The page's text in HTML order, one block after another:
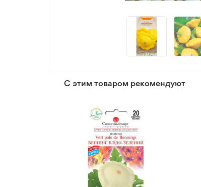
С этим товаром рекомендуют